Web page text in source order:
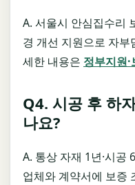
A. 서울시 안심집수리
경 개선 지원으로 자
세한 내용은 정부지원
Q4. 시공 후 하
나요?
A. 통상 자재 1년·시공
업체와 계약서에 보증